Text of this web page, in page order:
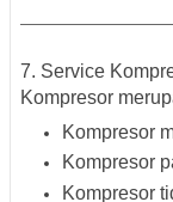
7. Service
Kompresor
Kompresor
Kompresor
Kompresor